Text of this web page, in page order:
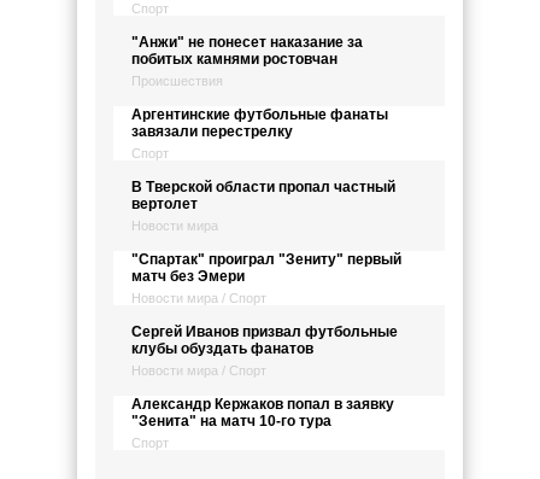
Спорт
"Анжи" не понесет наказание за
побитых камнями ростовчан
Происшествия
Аргентинские футбольные фанаты
завязали перестрелку
Спорт
В Тверской области пропал частный
вертолет
Новости мира
"Спартак" проиграл "Зениту" первый
матч без Эмери
Новости мира / Спорт
Сергей Иванов призвал футбольные
клубы обуздать фанатов
Новости мира / Спорт
Александр Кержаков попал в заявку
"Зенита" на матч 10-го тура
Спорт